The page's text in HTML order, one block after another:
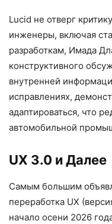
Lucid не отверг
инженеры, включая
разработкам, Имада
конструктивного
внутренней
исправлениях,
адаптироваться, что
автомобильной
UX 3.0 и Далее
Самым большим
переработка UX
начало осени 2026